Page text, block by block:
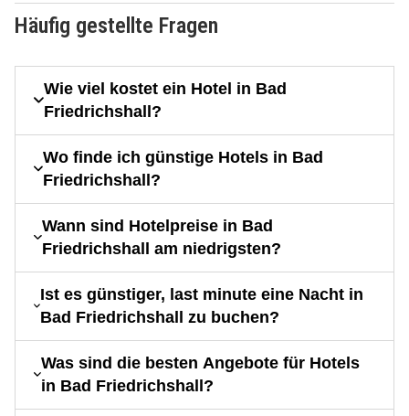
Häufig gestellte Fragen
Wie viel kostet ein Hotel in Bad
Friedrichshall?
Wo finde ich günstige Hotels in Bad
Friedrichshall?
Wann sind Hotelpreise in Bad
Friedrichshall am niedrigsten?
Ist es günstiger, last minute eine Nacht in
Bad Friedrichshall zu buchen?
Was sind die besten Angebote für Hotels
in Bad Friedrichshall?